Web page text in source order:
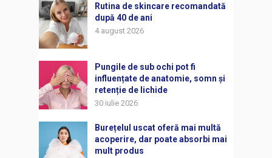
Rutina de skincare recomandată
după 40 de ani
4 august 2026
Pungile de sub ochi pot fi
influențate de anatomie, somn și
retenție de lichide
30 iulie 2026
Burețelul uscat oferă mai multă
acoperire, dar poate absorbi mai
mult produs